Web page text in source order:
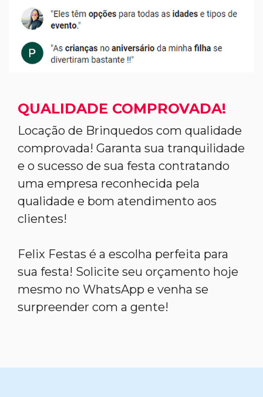
QUALIDADE COMPROVADA!
Locação de Brinquedos com qualidade
comprovada! Garanta sua tranquilidade
e o sucesso de sua festa contratando
uma empresa reconhecida pela
qualidade e bom atendimento aos
clientes!
Felix Festas é a escolha perfeita para
sua festa! Solicite seu orçamento hoje
mesmo no WhatsApp e venha se
surpreender com a gente!